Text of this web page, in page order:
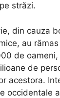
străzi.
din cauza
au
de
de
acestora.
occidentale